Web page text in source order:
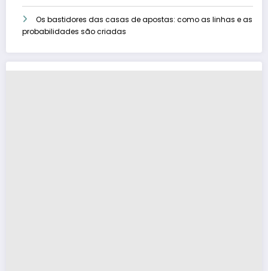
Os bastidores das casas de apostas: como as linhas e as
probabilidades são criadas